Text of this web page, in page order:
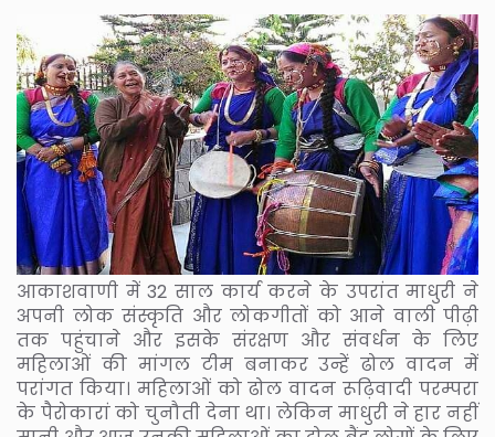
आकाशवाणी में 32 साल कार्य करने के उपरांत माधुरी ने
अपनी लोक संस्कृति और लोकगीतों को आने वाली पीढ़ी
तक पहुंचाने और इसके संरक्षण और संवर्धन के लिए
महिलाओं की मांगल टीम बनाकर उन्हें ढोल वादन में
परांगत किया। महिलाओं को ढोल वादन रूढ़िवादी परम्परा
के पैरोकारां को चुनौती देना था। लेकिन माधुरी ने हार नहीं